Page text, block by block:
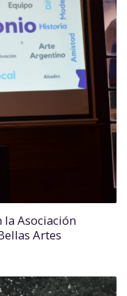
la Asociación
Artes